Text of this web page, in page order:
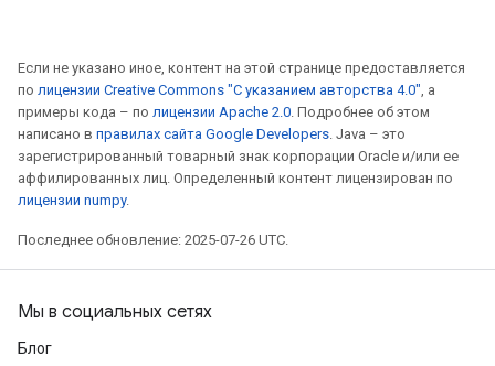
Если не указано иное, контент на этой странице предоставляется
по лицензии Creative Commons "С указанием авторства 4.0", а
примеры кода – по лицензии Apache 2.0. Подробнее об этом
написано в правилах сайта Google Developers. Java – это
зарегистрированный товарный знак корпорации Oracle и/или ее
аффилированных лиц. Определенный контент лицензирован по
лицензии numpy.
Последнее обновление: 2025-07-26 UTC.
Мы в социальных сетях
Блог